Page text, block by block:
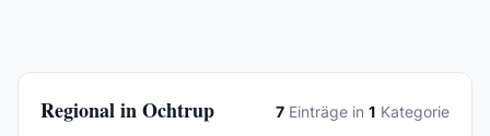
Regional in Ochtrup 7 Einträge in 1 Kategorie